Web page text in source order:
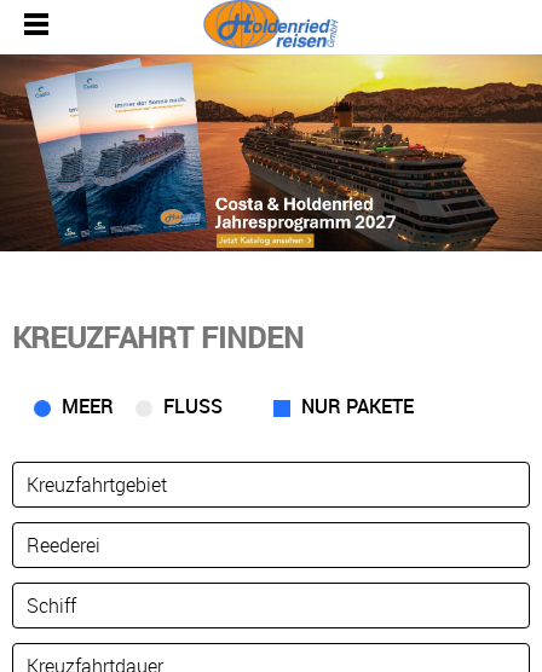
KREUZFAHRT FINDEN
MEER FLUSS NUR PAKETE